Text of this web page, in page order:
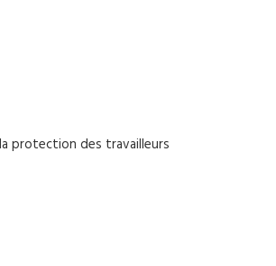
protection des travailleurs